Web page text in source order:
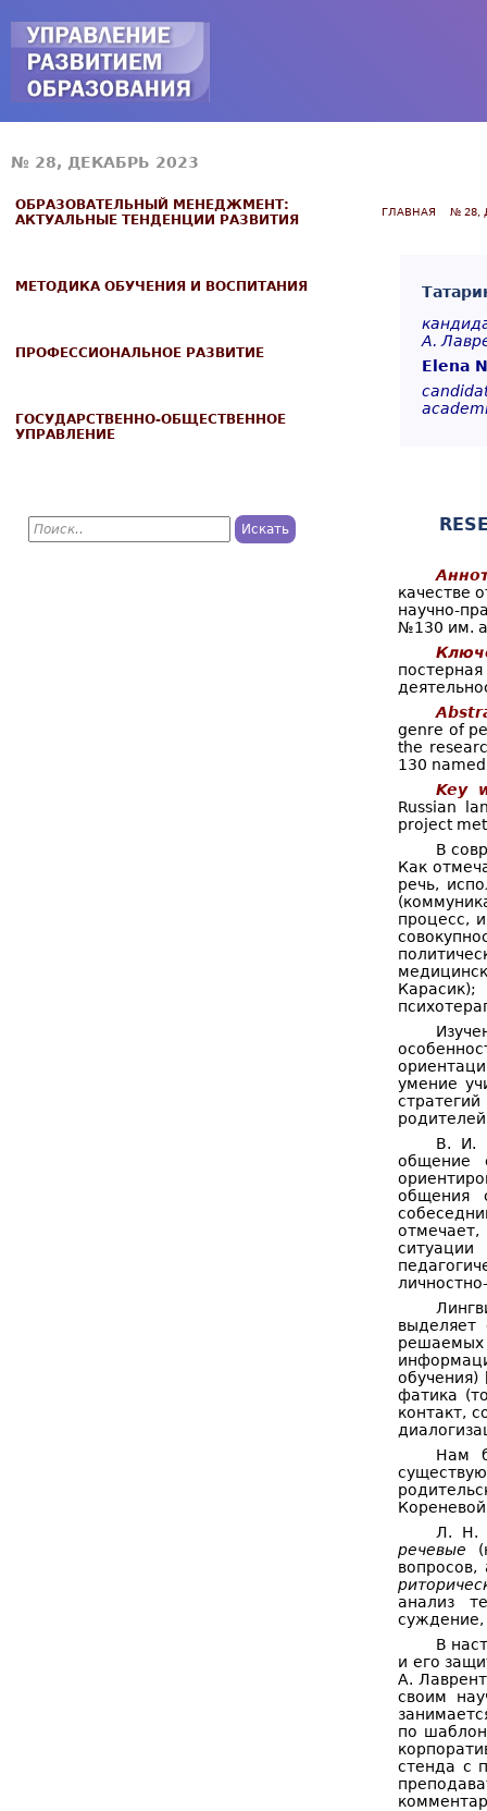
№ 28, ДЕКАБРЬ 2023
ГЛАВНАЯ № 28,
А.
Elena
качестве
научно-
№130 им.
genre of
the
130
Key
Russian
project
В
Как
речь,
процесс,
умение
В. И.
общение
общения
выделяет
решаемых
фатика
контакт,
Нам
Л. Н.
речевые
анализ
суждение,
В
и его
А.
своим
по
стенда с
ОБРАЗОВАТЕЛЬНЫЙ МЕНЕДЖМЕНТ:
АКТУАЛЬНЫЕ ТЕНДЕНЦИИ РАЗВИТИЯ
МЕТОДИКА ОБУЧЕНИЯ И ВОСПИТАНИЯ
ПРОФЕССИОНАЛЬНОЕ РАЗВИТИЕ
ГОСУДАРСТВЕННО-ОБЩЕСТВЕННОЕ
УПРАВЛЕНИЕ
П
о